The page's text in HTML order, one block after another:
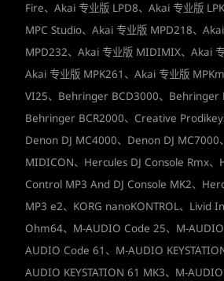
Fire、Akai 专业版 LPD8、Akai 专业版
MPC Studio、Akai 专业版 MPD218、
MPD232、Akai 专业版 MIDIMIX、Akai 专
Akai 专业版 MPK261、Akai 专业版
VI25、Behringer BCD3000、Behringer
Behringer BCR2000、Creative
Denon DJ MC4000、Denon DJ MC7000
MIDICON、Hercules DJ Console Rmx、
Control MP3 And DJ Console MK2、
MP3 e2、KORG nanoKONTROL、Livid
Ohm64、M-AUDIO Code 25、M-
AUDIO Code 61、M-AUDIO
AUDIO KEYSTATION 61 MK3、M-AUDIO